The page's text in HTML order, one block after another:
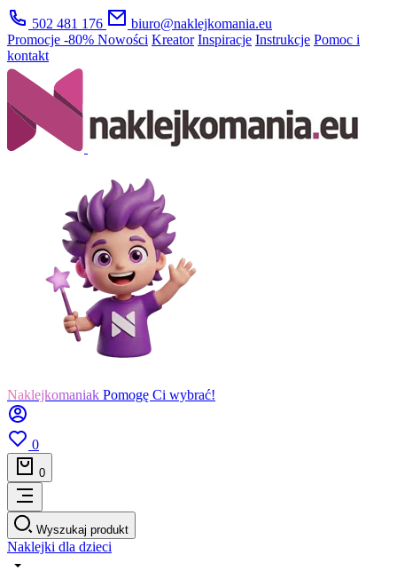
502 481 176
biuro@naklejkomania.eu
Promocje -80% Nowości Kreator Inspiracje Instrukcje Pomoc i
kontakt
Naklejkomaniak Pomogę Ci wybrać!
0
0
Wyszukaj produkt
Naklejki dla dzieci